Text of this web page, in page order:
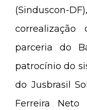
parceria do
patrocínio do
do Jusbrasil
Ferreira Neto